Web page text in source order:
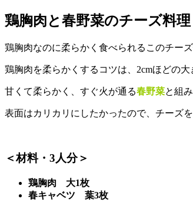
鶏胸肉と春野菜のチーズ料理
鶏胸肉なのに柔らかく食べられるこのチーズ
鶏胸肉を柔らかくするコツは、2cmほどの大
甘くて柔らかく、すぐ火が通る春野菜と組
表面はカリカリにしたかったので、チーズ
＜材料・3人分＞
鶏胸肉 大1枚
春キャベツ 葉3枚